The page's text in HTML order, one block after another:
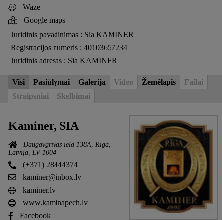
Waze
Google maps
Juridinis pavadinimas : Sia KAMINER
Registracijos numeris : 40103657234
Juridinis adresas : Sia KAMINER
Visi Pasiūlymai Galerija Video Žemėlapis
Failai
Straipsniai
Skelbimai
Kaminer, SIA
Daugavgrīvas iela 138A, Rīga,
Latvija, LV-1004
(+371) 28444374
kaminer@inbox.lv
kaminer.lv
www.kaminapech.lv
Facebook